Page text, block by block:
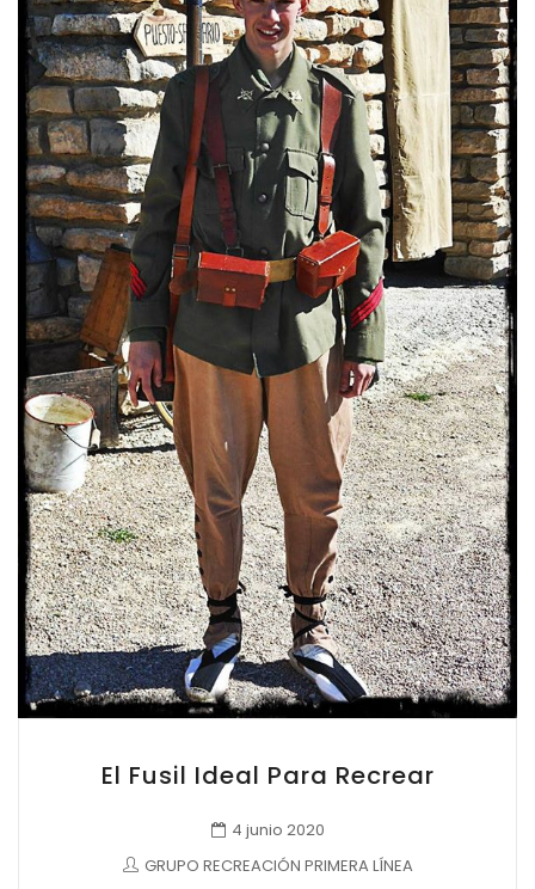
El Fusil Ideal Para Recrear
4 junio 2020
GRUPO RECREACIÓN PRIMERA LÍNEA